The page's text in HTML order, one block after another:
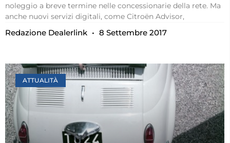
noleggio a breve termine nelle concessionarie della rete. Ma
anche nuovi servizi digitali, come Citroën Advisor,
Redazione Dealerlink 8 Settembre 2017
ATTUALITÀ